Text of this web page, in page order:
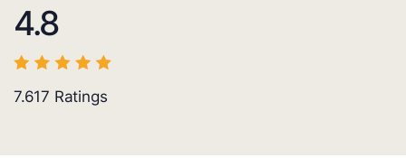
4.8
7.617 Ratings